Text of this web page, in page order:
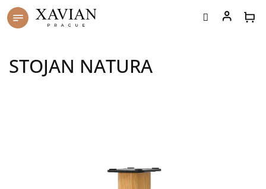
Přejít
na
STOJAN NATURA